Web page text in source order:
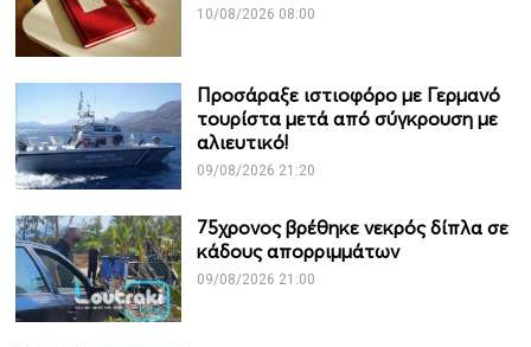
10/08/2026 08:00
Προσάραξε ιστιοφόρο με Γερμανό
τουρίστα μετά από σύγκρουση με
αλιευτικό!
09/08/2026 21:20
75χρονος βρέθηκε νεκρός δίπλα σε
κάδους απορριμμάτων
09/08/2026 21:00